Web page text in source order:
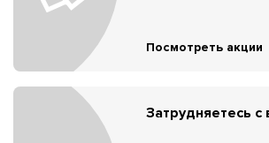
Посмотреть акции
Затрудняетесь